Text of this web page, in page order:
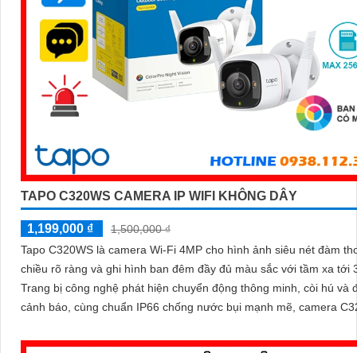
TAPO C320WS CAMERA IP WIFI KHÔNG DÂY
1,199,000 ₫
1,500,000 ₫
Tapo C320WS là camera Wi-Fi 4MP cho hình ảnh siêu nét đàm
chiều rõ ràng và ghi hình ban đêm đầy đủ màu sắc với tầm xa tới
Trang bị công nghệ phát hiện chuyển động thông minh, còi hú và
cảnh báo, cùng chuẩn IP66 chống nước bụi mạnh mẽ, camera
mức giá cực kỳ ưu đãi